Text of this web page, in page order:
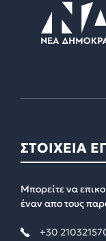
ΣΤΟΙΧΕΙΑ
Μπορείτε να
έναν απο τους
+30